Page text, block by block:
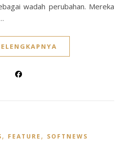
wadah perubahan. Mereka
, FEATURE , SOFTNEWS